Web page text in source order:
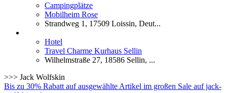
Campingplätze
Mobilheim Rose
Strandweg 1, 17509 Loissin, Deut...
Hotel
Travel Charme Kurhaus Sellin
Wilhelmstraße 27, 18586 Sellin, ...
>>> Jack Wolfskin
Bis zu 30% Rabatt auf ausgewählte Artikel im großen Sale auf jack-